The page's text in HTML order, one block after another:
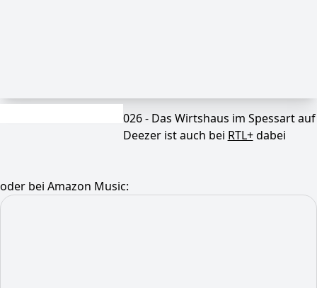
026 - Das Wirtshaus im Spessart auf
Deezer ist auch bei RTL+dabei
oder bei Amazon Music: